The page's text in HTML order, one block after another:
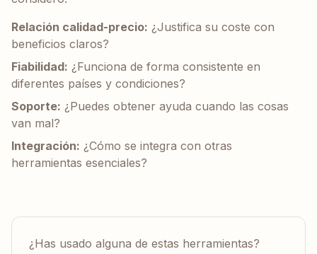
Relación calidad-precio: ¿Justifica su coste con
beneficios claros?
Fiabilidad: ¿Funciona de forma consistente en
diferentes países y condiciones?
Soporte: ¿Puedes obtener ayuda cuando las cosas
van mal?
Integración: ¿Cómo se integra con otras
herramientas esenciales?
¿Has usado alguna de estas herramientas?